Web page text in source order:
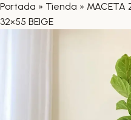
Portada » Tienda » MACETA
32×55 BEIGE